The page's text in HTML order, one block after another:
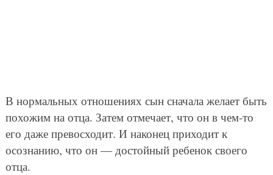
В нормальных отношениях сын сначала желает быть
похожим на отца. Затем отмечает, что он в чем-то
его даже превосходит. И наконец приходит к
осознанию, что он — достойный ребенок своего
отца.